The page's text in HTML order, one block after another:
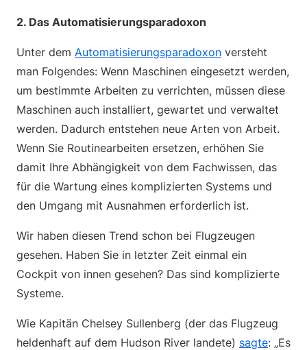
2. Das Automatisierungsparadoxon
Unter dem Automatisierungsparadoxon versteht
man Folgendes: Wenn Maschinen eingesetzt werden,
um bestimmte Arbeiten zu verrichten, müssen diese
Maschinen auch installiert, gewartet und verwaltet
werden. Dadurch entstehen neue Arten von Arbeit.
Wenn Sie Routinearbeiten ersetzen, erhöhen Sie
damit Ihre Abhängigkeit von dem Fachwissen, das
für die Wartung eines komplizierten Systems und
den Umgang mit Ausnahmen erforderlich ist.
Wir haben diesen Trend schon bei Flugzeugen
gesehen. Haben Sie in letzter Zeit einmal ein
Cockpit von innen gesehen? Das sind komplizierte
Systeme.
Wie Kapitän Chelsey Sullenberg (der das Flugzeug
heldenhaft auf dem Hudson River landete) sagte: „Es